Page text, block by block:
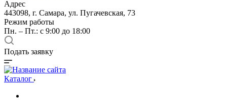
Адрес
443098, г. Самара, ул. Пугачевская, 73
Режим работы
Пн. – Пт.: с 9:00 до 18:00
Подать заявку
Каталог